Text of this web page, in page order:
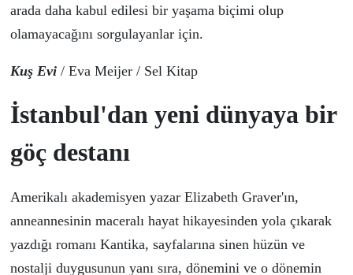
arada daha kabul edilesi bir yaşama biçimi olup
olamayacağını sorgulayanlar için.
Kuş Evi / Eva Meijer / Sel Kitap
İstanbul'dan yeni dünyaya bir
göçdestanı
Amerikalı akademisyen yazar Elizabeth Graver'ın,
anneannesinin maceralı hayat hikayesinden yola çıkarak
yazdığı romanı Kantika, sayfalarına sinen hüzün ve
nostalji duygusunun yanı sıra, dönemini ve o dönemin